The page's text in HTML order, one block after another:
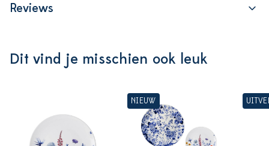
Reviews
Dit vind je misschien ook leuk
NIEUW